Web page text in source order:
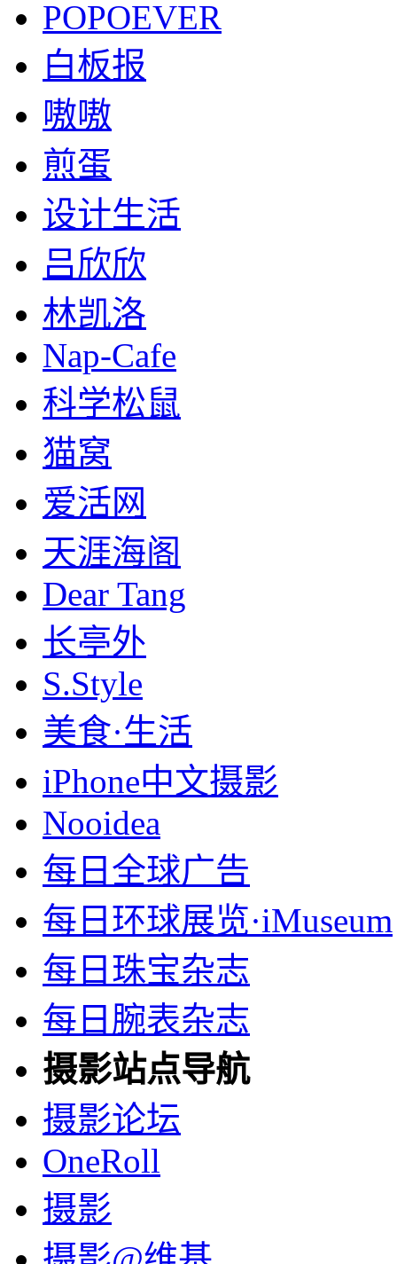
POPOEVER
白板报
嗷嗷
煎蛋
设计生活
吕欣欣
林凯洛
Nap-Cafe
科学松鼠
猫窝
爱活网
天涯海阁
Dear Tang
长亭外
S.Style
美食·生活
iPhone中文摄影
Nooidea
每日全球广告
每日环球展览·iMuseum
每日珠宝杂志
每日腕表杂志
摄影站点导航
摄影论坛
OneRoll
摄影